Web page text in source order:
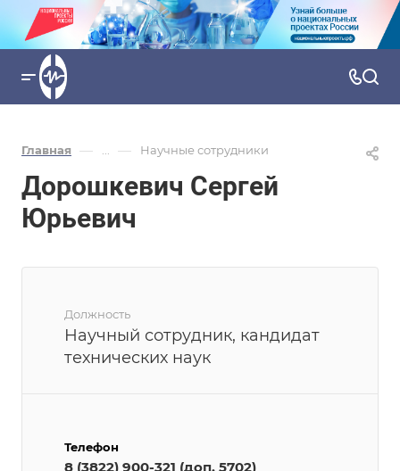
Главная — ... — Научные сотрудники
Дорошкевич Сергей
Юрьевич
Должность
Научный сотрудник, кандидат
технических наук
Телефон
8 (3822) 900-321 (доп. 5702)